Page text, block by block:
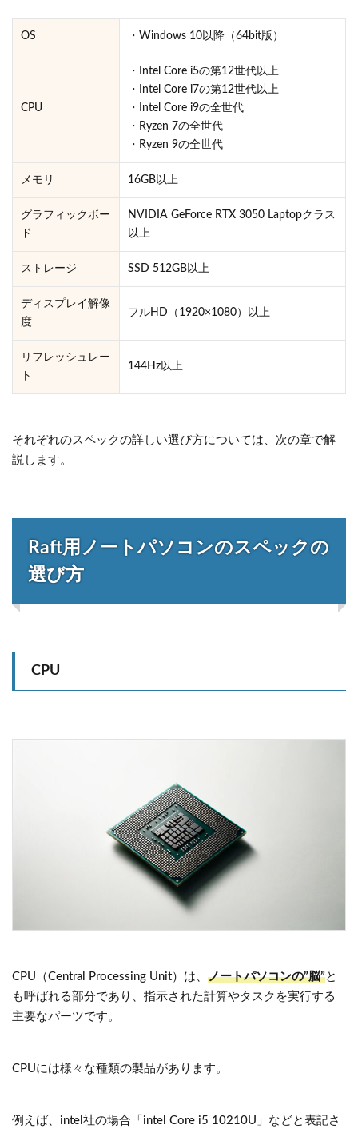
OS ・Windows 10以降（64bit版）
CPU
・Intel Core i5の第12世代以上
・Intel Core i7の第12世代以上
・Intel Core i9の全世代
・Ryzen 7の全世代
・Ryzen 9の全世代
メモリ 16GB以上
グラフィックボー
ド
NVIDIA GeForce RTX 3050 Laptopクラス
以上
ストレージ SSD 512GB以上
ディスプレイ解像
度
フルHD（1920×1080）以上
リフレッシュレー
ト
144Hz以上
それぞれのスペックの詳しい選び方については、次の章で解
説します。
Raft用ノートパソコンのスペックの
選び方
CPU
CPU（Central Processing Unit）は、 ノートパソコンの”脳”と
も呼ばれる部分であり、指示された計算やタスクを実行する
主要なパーツです。
CPUには様々な種類の製品があります。
例えば、intel社の場合「intel Core i5 10210U」などと表記さ